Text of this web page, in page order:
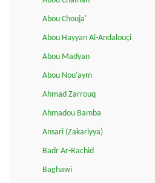
Abou Chouja'
Abou Hayyan Al-Andalouçi
Abou Madyan
Abou Nou'aym
Ahmad Zarrouq
Ahmadou Bamba
Ansari (Zakariyya)
Badr Ar-Rachid
Baghawi